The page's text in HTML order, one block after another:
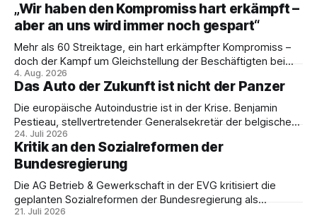
„Wir haben den Kompromiss hart erkämpft –
aber an uns wird immer noch gespart“
Mehr als 60 Streiktage, ein hart erkämpfter Kompromiss –
doch der Kampf um Gleichstellung der Beschäftigten bei
den Vivantes-Töchtern geht weiter. Im Gespräch mit Julia-
C. Stange zieht Nicodem Tomkowiak Bilanz des
Erzwingungsstreiks und formuliert klare Erwartungen an die
Politik.
4. Aug. 2026
Das Auto der Zukunft ist nicht der Panzer
Die europäische Autoindustrie ist in der Krise. Benjamin
Pestieau, stellvertretender Generalsekretär der belgischen
PTB, zeigt, warum das kein technisches Schicksal ist – und
weshalb die Antwort nicht Aufrüstung, sondern eine
demokratische Industriepolitik im Interesse der
Beschäftigten sein muss.
24. Juli 2026
Kritik an den Sozialreformen der
Bundesregierung
Die AG Betrieb & Gewerkschaft in der EVG kritisiert die
geplanten Sozialreformen der Bundesregierung als
Belastung für Beschäftigte und Sozialstaat. In ihrer
21. Juli 2026